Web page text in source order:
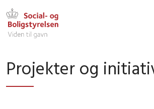
Projekter og